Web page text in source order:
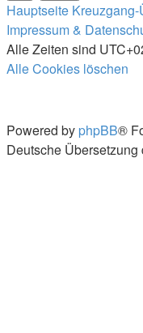
Hauptseite
Impressum &
Alle Zeiten sind
Alle Cookies löschen
Powered by phpBB®
Deutsche Übersetzung